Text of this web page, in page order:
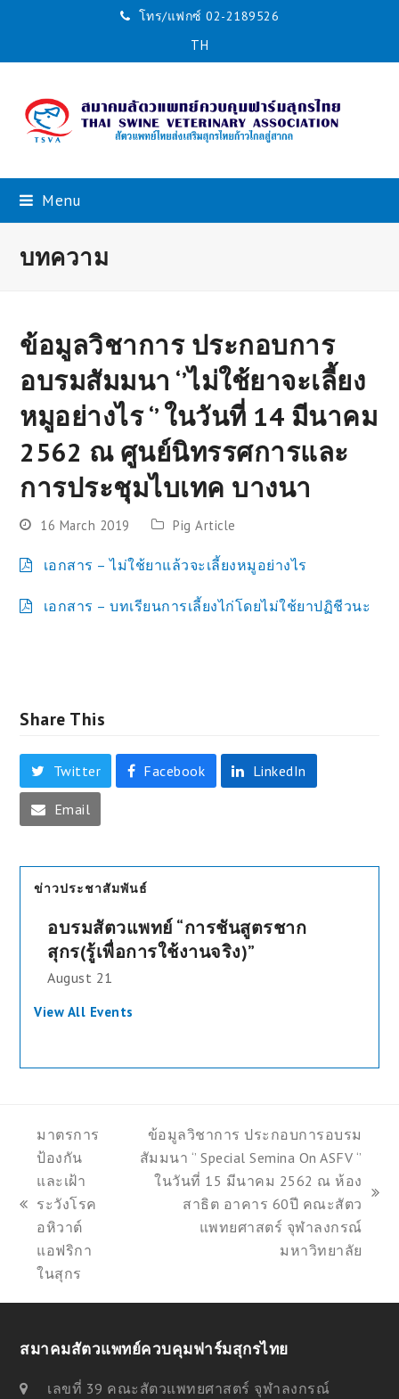
โทร/แฟกซ์ 02-2189526
TH
Menu
บทความ
ข้อมูลวิชาการ ประกอบการ
อบรมสัมมนา ‘’ไม่ใช้ยาจะเลี้ยง
หมูอย่างไร ‘’ ในวันที่ 14 มีนาคม
2562 ณ ศูนย์นิทรรศการและ
การประชุมไบเทค บางนา
16 March 2019 Pig Article
เอกสาร – ไม่ใช้ยาแล้วจะเลี้ยงหมูอย่างไร
เอกสาร – บทเรียนการเลี้ยงไก่โดยไม่ใช้ยาปฏิชีวนะ
Share This
Twitter Facebook LinkedIn
Email
ข่าวประชาสัมพันธ์
อบรมสัตวแพทย์ “การชันสูตรชาก
สุกร(รู้เพื่อการใช้งานจริง)”
August 21
View All Events
previous
post:
มาตรการ
ป้องกัน
และเฝ้า
ระวังโรค
อหิวาต์
แอฟริกา
ในสุกร
ข้อมูลวิชาการ ประกอบการอบรม
สัมมนา ‘’ Special Semina On ASFV ‘’
ในวันที่ 15 มีนาคม 2562 ณ ห้อง
สาธิต อาคาร 60ปี คณะสัตว
แพทยศาสตร์ จุฬาลงกรณ์
มหาวิทยาลัย
สมาคมสัตวแพทย์ควบคุมฟาร์มสุกรไทย
เลขที่ 39 คณะสัตวแพทยศาสตร์ จุฬาลงกรณ์